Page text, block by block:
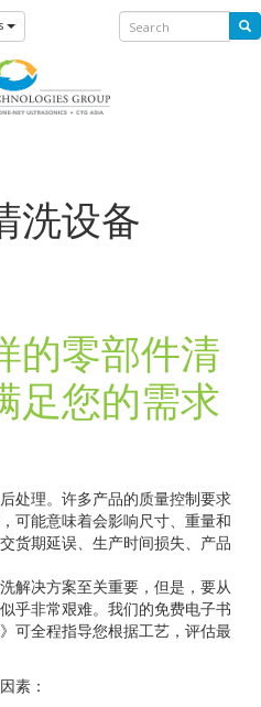
Search
洗设备
的零部件清
足您的需求
处理。许多产品的质量控制要求
可能意味着会影响尺寸、重量和
货期延误、生产时间损失、产品
解决方案至关重要，但是，要从
乎非常艰难。我们的免费电子书
可全程指导您根据工艺，评估最
素：